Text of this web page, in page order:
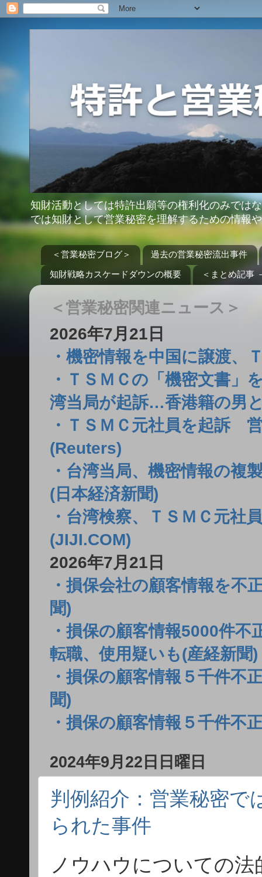
知財活動としては特許出願等の権利化のみでは
では知財として営業秘密を理解するための情報
＜営業秘密ブログ＞
過去の営業秘密流出事件
知財戦略カスケードダウンの概要
＜まとめ記事
＜営業秘密関連ニュース＞
2026年7月21日
・機密情報を中国に譲渡、
・ＴＳＭＣの「機密文書」
湾当局が起訴…香港籍の男
・ＴＳＭＣ元社員を起訴
(Reuters)
・台湾当局、機密情報の
(日本経済新聞)
・台湾検察、ＴＳＭＣ元
(JIJI.COM)
2026年7月21日
・損保会社の顧客情報を
聞)
・損保の顧客情報5000件
転職、使用疑いも(産経新聞)
・損保の顧客情報５千件
聞)
・損保の顧客情報５千件不
2024年9月22日日曜日
判例紹介：営業秘密で
られた事件
ノウハウについての